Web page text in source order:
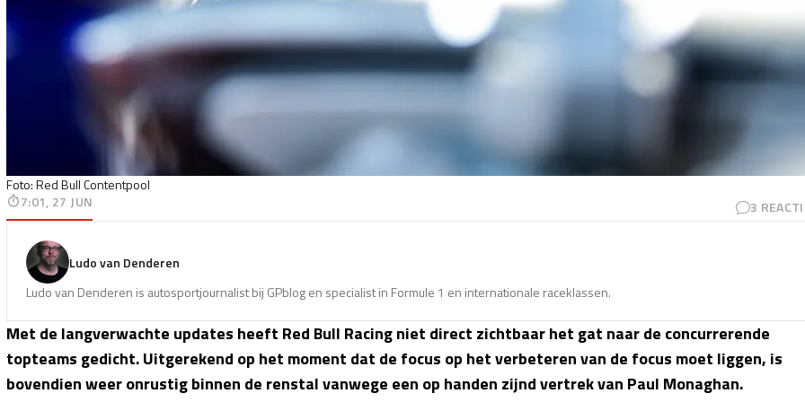
Foto: Red Bull Contentpool
7:01, 27 JUN
3
Ludo van Denderen
Ludo van Denderen is autosportjournalist bij GPblog en specialist in Formule 1 en internationale raceklassen.
Met de langverwachte updates heeft Red Bull Racing niet direct zichtbaar het gat naar de concurrerende
topteams gedicht. Uitgerekend op het moment dat de focus op het verbeteren van de focus moet liggen, is
bovendien weer onrustig binnen de renstal vanwege een op handen zijnd vertrek van Paul Monaghan.